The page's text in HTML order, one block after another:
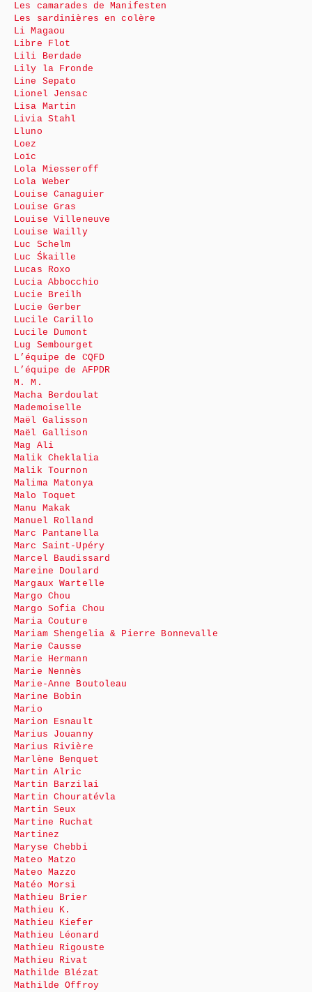
Les camarades de Manifesten
Les sardinières en colère
Li Magaou
Libre Flot
Lili Berdade
Lily la Fronde
Line Sepato
Lionel Jensac
Lisa Martin
Livia Stahl
Lluno
Loez
Loïc
Lola Miesseroff
Lola Weber
Louise Canaguier
Louise Gras
Louise Villeneuve
Louise Wailly
Luc Schelm
Luc Śkaille
Lucas Roxo
Lucia Abbocchio
Lucie Breilh
Lucie Gerber
Lucile Carillo
Lucile Dumont
Lug Sembourget
L’équipe de CQFD
L’équipe de AFPDR
M. M.
Macha Berdoulat
Mademoiselle
Maël Galisson
Maël Gallison
Mag Ali
Malik Cheklalia
Malik Tournon
Malima Matonya
Malo Toquet
Manu Makak
Manuel Rolland
Marc Pantanella
Marc Saint-Upéry
Marcel Baudissard
Mareine Doulard
Margaux Wartelle
Margo Chou
Margo Sofia Chou
Maria Couture
Mariam Shengelia & Pierre Bonnevalle
Marie Causse
Marie Hermann
Marie Nennès
Marie-Anne Boutoleau
Marine Bobin
Mario
Marion Esnault
Marius Jouanny
Marius Rivière
Marlène Benquet
Martin Alric
Martin Barzilai
Martin Chouratévla
Martin Seux
Martine Ruchat
Martinez
Maryse Chebbi
Mateo Matzo
Mateo Mazzo
Matéo Morsi
Mathieu Brier
Mathieu K.
Mathieu Kiefer
Mathieu Léonard
Mathieu Rigouste
Mathieu Rivat
Mathilde Blézat
Mathilde Offroy